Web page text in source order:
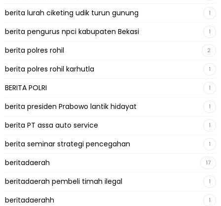
berita lurah ciketing udik turun gunung 1
berita pengurus npci kabupaten Bekasi 1
berita polres rohil 2
berita polres rohil karhutla 1
BERITA POLRI 1
berita presiden Prabowo lantik hidayat 1
berita PT assa auto service 1
berita seminar strategi pencegahan 1
beritadaerah 17
beritadaerah pembeli timah ilegal 1
beritadaerahh 1